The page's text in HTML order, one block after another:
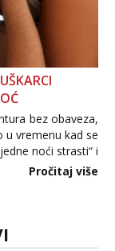
bez obaveza,
u vremenu kad se
noći strasti“ i
misle žene, a što
Pročitaj više